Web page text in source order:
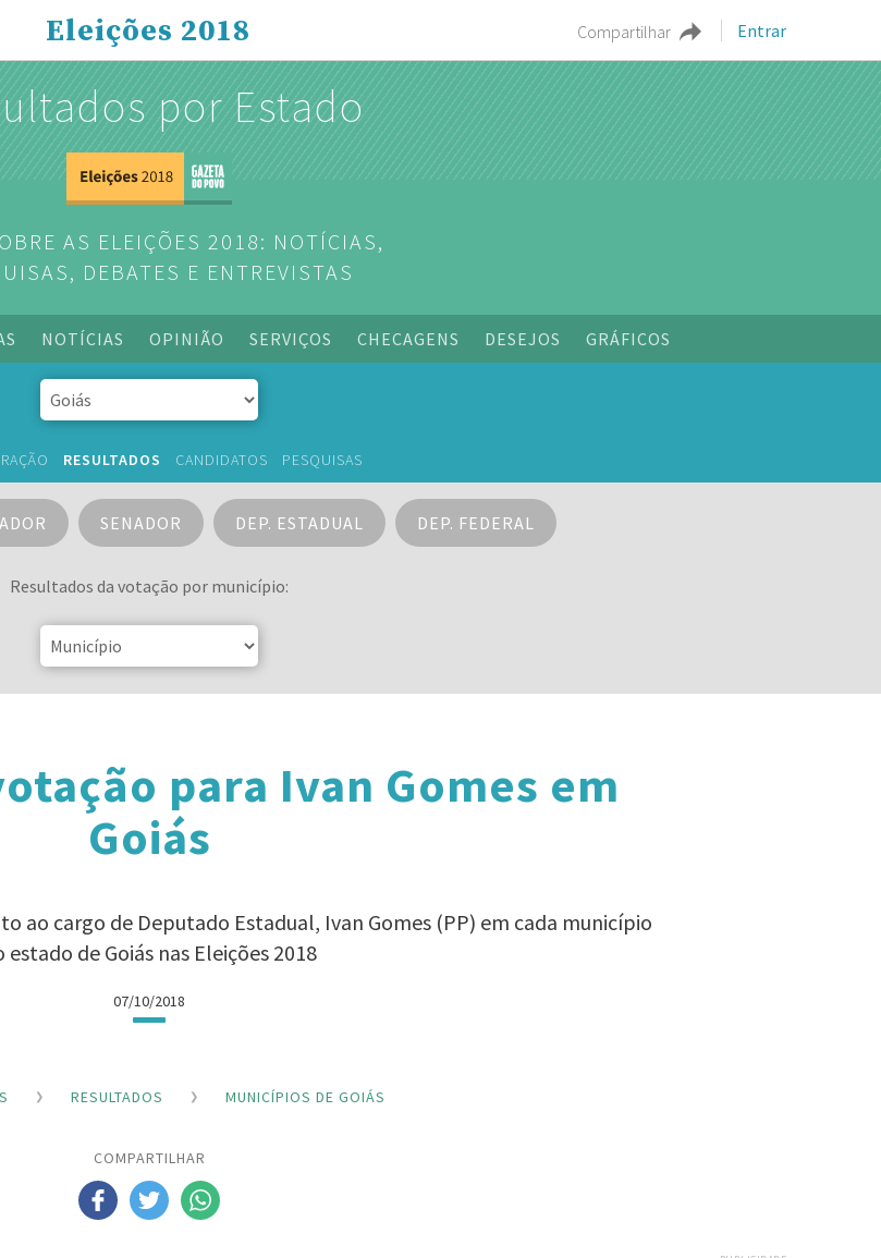
Compartilhar Entrar
Eleições 2018
por Estado
AS ELEIÇÕES 2018: NOTÍCIAS,
DEBATES E ENTREVISTAS
NOTÍCIAS OPINIÃO SERVIÇOS CHECAGENS DESEJOS GRÁFICOS
RESULTADOS CANDIDATOS PESQUISAS
SENADOR DEP. ESTADUAL DEP. FEDERAL
Resultados da votação por município:
para Ivan Gomes em
Goiás
ao cargo de Deputado Estadual, Ivan Gomes (PP) em cada município
estado de Goiás nas Eleições 2018
07/10/2018
RESULTADOS MUNICÍPIOS DE GOIÁS
COMPARTILHAR